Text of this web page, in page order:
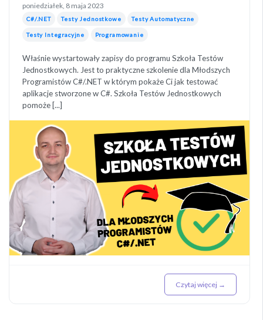
poniedziałek, 8 maja 2023
C#/.NET Testy Jednostkowe Testy Automatyczne
Testy Integracyjne Programowanie
Właśnie wystartowały zapisy do programu Szkoła Testów
Jednostkowych. Jest to praktyczne szkolenie dla Młodszych
Programistów C#/.NET w którym pokaże Ci jak testować
aplikacje stworzone w C#. Szkoła Testów Jednostkowych
pomoże [...]
Czytaj więcej →